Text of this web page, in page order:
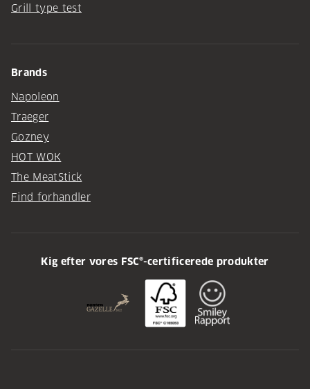
Grill type test
Brands
Napoleon
Traeger
Gozney
HOT WOK
The MeatStick
Find forhandler
Kig efter vores FSC®-certificerede produkter